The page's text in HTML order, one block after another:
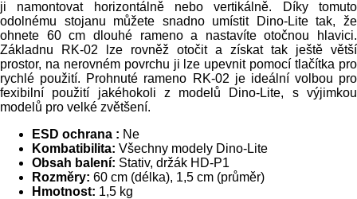
ji namontovat horizontálně nebo vertikálně. Díky tomuto
odolnému stojanu můžete snadno umístit Dino-Lite tak, že
ohnete 60 cm dlouhé rameno a nastavíte otočnou hlavici.
Základnu RK-02 lze rovněž otočit a získat tak ještě větší
prostor, na nerovném povrchu ji lze upevnit pomocí tlačítka pro
rychlé použití. Prohnuté rameno RK-02 je ideální volbou pro
fexibilní použití jakéhokoli z modelů Dino-Lite, s výjimkou
modelů pro velké zvětšení.
ESD ochrana : Ne
Kombatibilita: Všechny modely Dino-Lite
Obsah balení: Stativ, držák HD-P1
Rozměry: 60 cm (délka), 1,5 cm (průměr)
Hmotnost: 1,5 kg